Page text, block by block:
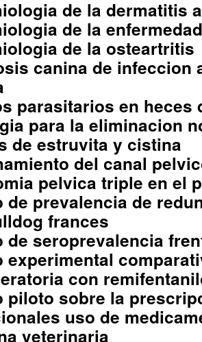
de la dermatitis
de la
de la osteartritis
canina de infeccion
parasitarios en heces
para la eliminacion
de estruvita y cistina
del canal
pelvica triple en el
de prevalencia de
frances
de seroprevalencia
experimental
con
piloto sobre la
uso de
veterinaria